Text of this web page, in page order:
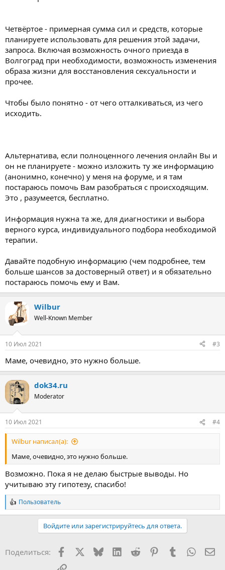
Четвёртое - примерная сумма сил и средств, которые
планируете использовать для решения этой задачи,
запроса. Включая возможность очного приезда в
Волгоград при необходимости, возможность изменения
образа жизни для восстановления сексуальности и
прочее.
Чтобы было понятно - от чего отталкиваться, из чего
исходить.
Альтернатива, если полноценного лечения онлайн Вы и
он не планируете - можно изложить ту же информацию
(анонимно, конечно) у меня на форуме, и я там
постараюсь помочь Вам разобраться с происходящим.
Это , разумеется, бесплатно.
Информация нужна та же, для диагностики и выбора
верного курса, индивидуального подбора необходимой
терапии.
Давайте подобную информацию (чем подробнее, тем
больше шансов за достоверный ответ) и я обязательно
постараюсь помочь ему и Вам.
Wilbur
Well-Known Member
10 Июл 2021 #3
Маме, очевидно, это нужно больше.
dok34.ru
Moderator
10 Июл 2021 #4
Wilbur написал(а):
Маме, очевидно, это нужно больше.
Возможно. Пока я не делаю быстрые выводы. Но
учитываю эту гипотезу, спасибо!
Р
е
и
Пользователь
Войдите или зарегистрируйтесь для ответа.
Поделиться: Facebook BlueskyLinkedIn
Reddit PinterestTumblr
Ссылка